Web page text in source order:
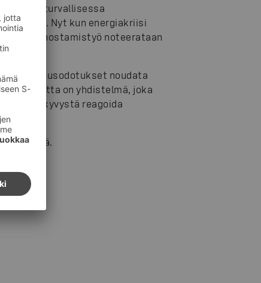
turvallisessa
Nyt kun energiakriisi
tehty tehostamistyö noteerataan
noudata
on yhdistelmä, joka
kyvystä reagoida
pärjätä.